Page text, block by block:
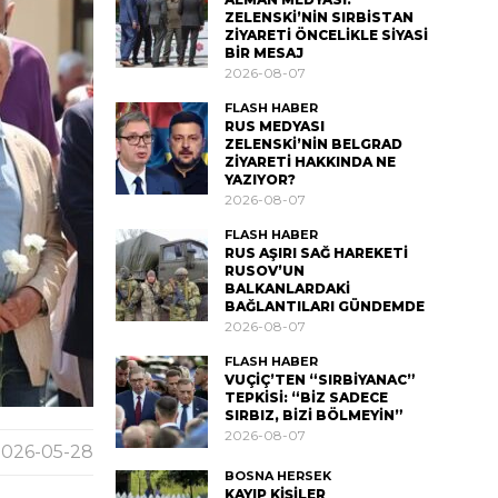
05-28
ZELENSKİ’NİN SIRBİSTAN
ZİYARETİ ÖNCELİKLE SİYASİ
BİR MESAJ
2026-08-07
FLASH HABER
RUS MEDYASI
ZELENSKİ’NİN BELGRAD
ZİYARETİ HAKKINDA NE
YAZIYOR?
2026-08-07
FLASH HABER
RUS AŞIRI SAĞ HAREKETİ
RUSOV’UN
BALKANLARDAKİ
BAĞLANTILARI GÜNDEMDE
2026-08-07
FLASH HABER
VUÇİÇ’TEN “SIRBİYANAC”
TEPKİSİ: “BİZ SADECE
SIRBIZ, BİZİ BÖLMEYİN”
2026-08-07
BOSNA HERSEK
KAYIP KİŞİLER